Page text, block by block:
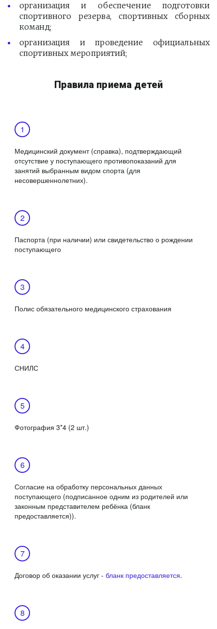
организация и обеспечение подготовки
спортивного резерва, спортивных сборных
команд;
организация и проведение официальных
спортивных мероприятий;
Правила приема детей
Медицинский документ (справка), подтверждающий
отсутствие у поступающего противопоказаний для
занятий выбранным видом спорта (для
несовершеннолетних).
Паспорта (при наличии) или свидетельство о рождении
поступающего
Полис обязательного медицинского страхования
СНИЛС
Фотография 3*4 (2 шт.)
Согласие на обработку персональных данных
поступающего (подписанное одним из родителей или
законным представителем ребёнка (бланк
предоставляется)).
Договор об оказании услуг - бланк предоставляется.